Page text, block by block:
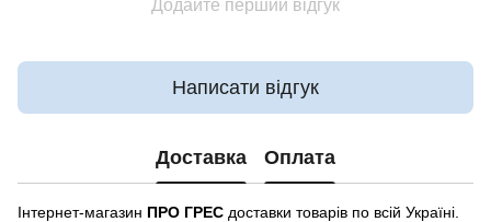
Додайте перший відгук
Написати відгук
Доставка Оплата
Інтернет-магазин ПРО ГРЕС доставки товарів по всій Україні.